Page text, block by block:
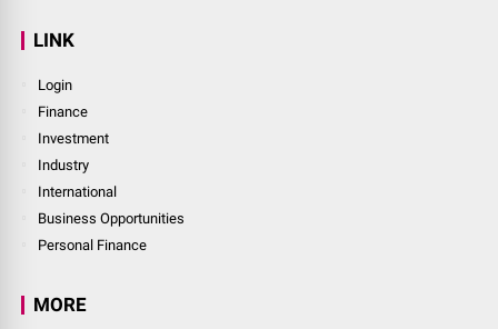
LINK
Login
Finance
Investment
Industry
International
Business Opportunities
Personal Finance
MORE